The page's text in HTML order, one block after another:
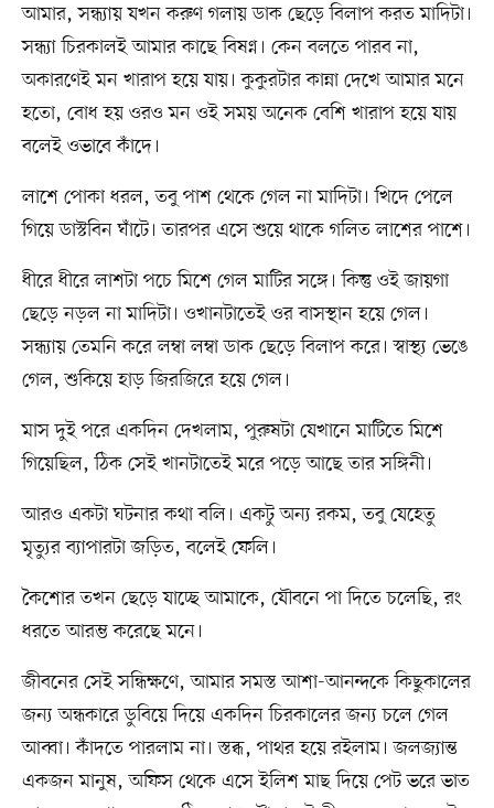
আমার, সন্ধ্যায় যখন করুণ গলায় ডাক ছেড়ে বিলাপ করত মাদিটা।
সন্ধ্যা চিরকালই আমার কাছে বিষণ্ন। কেন বলতে পারব না,
অকারণেই মন খারাপ হয়ে যায়। কুকুরটার কান্না দেখে আমার মনে
হতো, বোধ হয় ওরও মন ওই সময় অনেক বেশি খারাপ হয়ে যায়
বলেই ওভাবে কাঁদে।
লাশে পোকা ধরল, তবু পাশ থেকে গেল না মাদিটা। খিদে পেলে
গিয়ে ডাস্টবিন ঘাঁটে। তারপর এসে শুয়ে থাকে গলিত লাশের পাশে।
ধীরে ধীরে লাশটা পচে মিশে গেল মাটির সঙ্গে। কিন্তু ওই জায়গা
ছেড়ে নড়ল না মাদিটা। ওখানটাতেই ওর বাসস্থান হয়ে গেল।
সন্ধ্যায় তেমনি করে লম্বা লম্বা ডাক ছেড়ে বিলাপ করে। স্বাস্থ্য ভেঙে
গেল, শুকিয়ে হাড় জিরজিরে হয়ে গেল।
মাস দুই পরে একদিন দেখলাম, পুরুষটা যেখানে মাটিতে মিশে
গিয়েছিল, ঠিক সেই খানটাতেই মরে পড়ে আছে তার সঙ্গিনী।
আরও একটা ঘটনার কথা বলি। একটু অন্য রকম, তবু যেহেতু
মৃত্যুর ব্যাপারটা জড়িত, বলেই ফেলি।
কৈশোর তখন ছেড়ে যাচ্ছে আমাকে, যৌবনে পা দিতে চলেছি, রং
ধরতে আরম্ভ করেছে মনে।
জীবনের সেই সন্ধিক্ষণে, আমার সমস্ত আশা-আনন্দকে কিছুকালের
জন্য অন্ধকারে ডুবিয়ে দিয়ে একদিন চিরকালের জন্য চলে গেল
আব্বা। কাঁদতে পারলাম না। স্তব্ধ, পাথর হয়ে রইলাম। জলজ্যান্ত
একজন মানুষ, অফিস থেকে এসে ইলিশ মাছ দিয়ে পেট ভরে ভাত